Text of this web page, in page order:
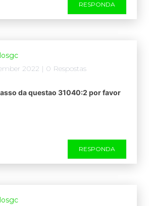
RESPONDA
2022 | 0 Respostas
da questao 31040:2 por favor
RESPONDA